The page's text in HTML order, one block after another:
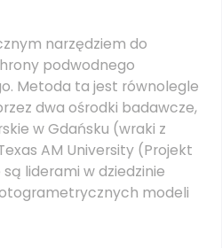
narzędziem do
podwodnego
Metoda ta jest równolegle
dwa ośrodki badawcze,
w Gdańsku (wraki z
AM University (Projekt
liderami w dziedzinie
modeli